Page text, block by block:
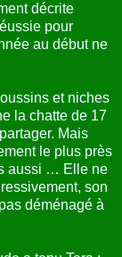
décrite
pour
au début ne
et niches
la chatte de 17
Mais
le plus près
aussi … Elle ne
son
déménagé à